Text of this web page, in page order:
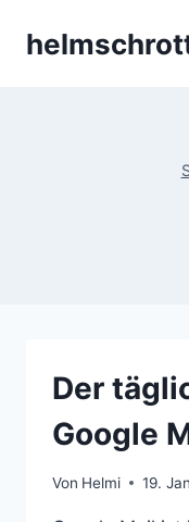
Inhalt
Der
Google
Von Helmi 19.